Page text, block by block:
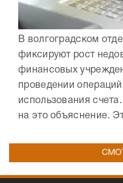
В волгоградском
фиксируют рост
финансовых
проведении
использования
на это объяснение.